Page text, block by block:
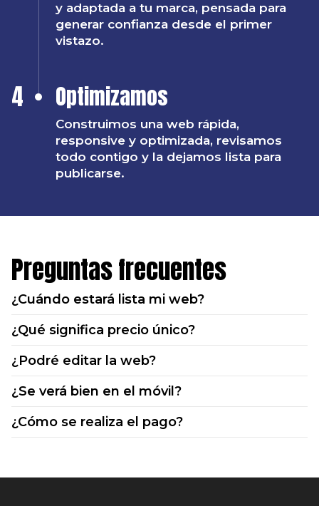
y adaptada a tu marca, pensada para
generar confianza desde el primer
vistazo.
4 Optimizamos
Construimos una web rápida,
responsive y optimizada, revisamos
todo contigo y la dejamos lista para
publicarse.
Preguntas frecuentes
¿Cuándo estará lista mi web?
¿Qué significa precio único?
¿Podré editar la web?
¿Se verá bien en el móvil?
¿Cómo se realiza el pago?